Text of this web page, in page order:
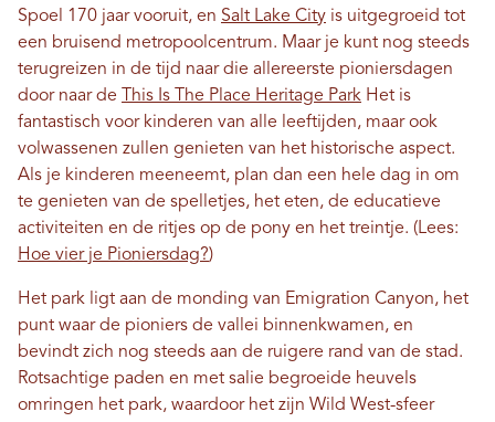
Spoel 170 jaar vooruit, en Salt Lake City is uitgegroeid tot
een bruisend metropoolcentrum. Maar je kunt nog steeds
terugreizen in de tijd naar die allereerste pioniersdagen
door naar de
This Is The Place Heritage Park Het is
fantastisch voor kinderen van alle leeftijden, maar ook
volwassenen zullen genieten van het historische aspect.
Als je kinderen meeneemt, plan dan een hele dag in om
te genieten van de spelletjes, het eten, de educatieve
activiteiten en de ritjes op de pony en het treintje. (Lees:
Hoe vier je Pioniersdag?)
Het park ligt aan de monding van Emigration Canyon, het
punt waar de pioniers de vallei binnenkwamen, en
bevindt zich nog steeds aan de ruigere rand van de stad.
Rotsachtige paden en met salie begroeide heuvels
omringen het park, waardoor het zijn Wild West-sfeer